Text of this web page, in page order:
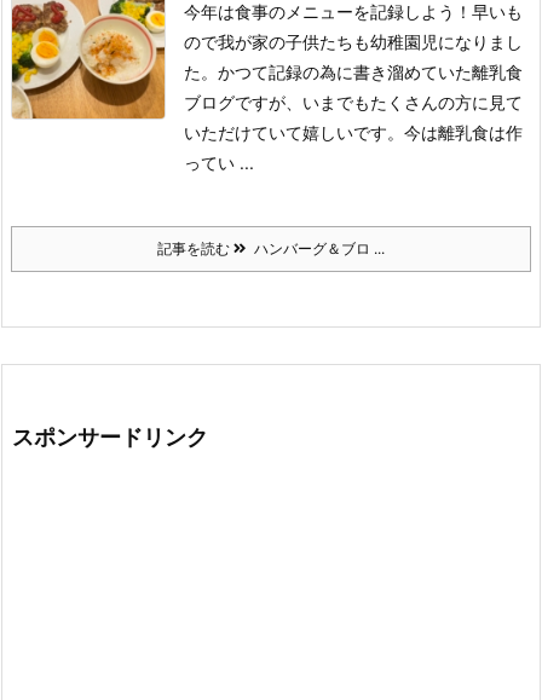
今年は食事のメニューを記録しよう！ 早いも
ので我が家の子供たちも幼稚園児になりまし
た。 かつて記録の為に書き溜めていた離乳食
ブログですが、いまでもたくさんの方に見て
いただけていて嬉しいです。 今は離乳食は作
ってい ...
記事を読む ハンバーグ＆ブロ ...
スポンサードリンク